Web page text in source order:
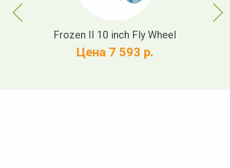
Previous
Frozen II 10 inch Fly Wheel
Цена 7 593 р.
Next